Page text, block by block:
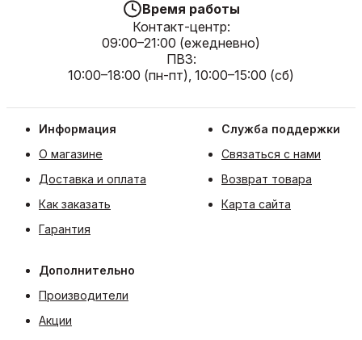
Время работы
Контакт-центр:
09:00–21:00 (ежедневно)
ПВЗ:
10:00–18:00 (пн-пт), 10:00–15:00 (сб)
Информация
О магазине
Доставка и оплата
Как заказать
Гарантия
Служба поддержки
Связаться с нами
Возврат товара
Карта сайта
Дополнительно
Производители
Акции